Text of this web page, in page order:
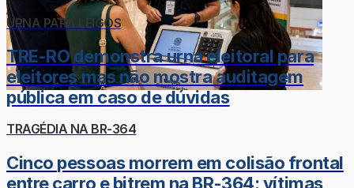
URNA PARA LEIGOS
TRE-RO demonstra urna eleitoral para
eleitores mas não mostra auditagem
pública em caso de dúvidas
TRAGÉDIA NA BR-364
Cinco pessoas morrem em colisão frontal
entre carro e bitrem na BR-364; vítimas